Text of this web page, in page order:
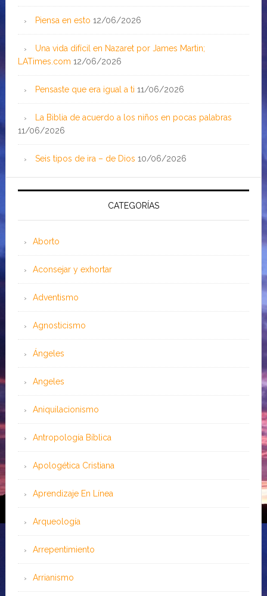
Piensa en esto 12/06/2026
Una vida difícil en Nazaret por James Martin;
LATimes.com 12/06/2026
Pensaste que era igual a ti 11/06/2026
La Biblia de acuerdo a los niños en pocas palabras
11/06/2026
Seis tipos de ira – de Dios 10/06/2026
CATEGORÍAS
Aborto
Aconsejar y exhortar
Adventismo
Agnosticismo
Ángeles
Angeles
Aniquilacionismo
Antropología Bíblica
Apologética Cristiana
Aprendizaje En Línea
Arqueología
Arrepentimiento
Arrianismo